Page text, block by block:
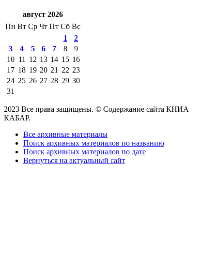
август 2026
Пн Вт Ср Чт Пт Сб Вс
1
2
3
4 5 6 7 8
9
10 11 12 13 14 15 16
17 18 19 20 21 22 23
24 25 26 27 28 29 30
31
2023 Все права защищены. © Содержание сайта КНИА
КАБАР.
Все архивные материалы
Поиск архивных материалов по названию
Поиск архивных материалов по дате
Вернуться на актуальный сайт